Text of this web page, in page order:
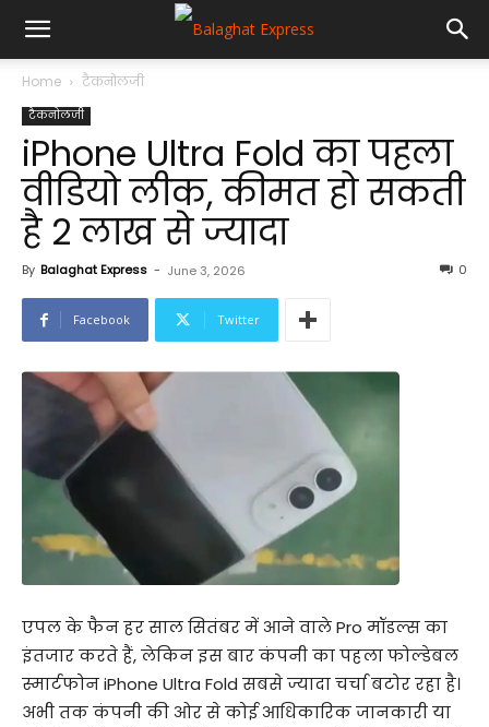
Home टैकनोलजी
टैकनोलजी
iPhone Ultra Fold का पहला
वीडियो लीक, कीमत हो सकती
है 2 लाख से ज्यादा
By Balaghat Express - June 3, 2026 0
Facebook Twitter
एपल के फैन हर साल सितंबर में आने वाले Pro मॉडल्स का
इंतजार करते हैं, लेकिन इस बार कंपनी का पहला फोल्डेबल
स्मार्टफोन iPhone Ultra Fold सबसे ज्यादा चर्चा बटोर रहा है।
अभी तक कंपनी की ओर से कोई आधिकारिक जानकारी या